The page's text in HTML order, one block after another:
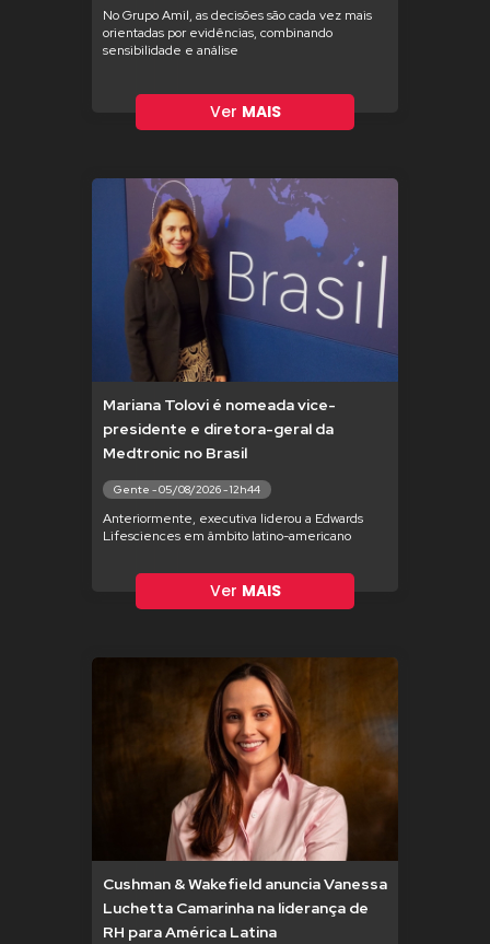
No Grupo Amil, as decisões são cada vez mais
orientadas por evidências, combinando
sensibilidade e análise
Ver MAIS
Mariana Tolovi é nomeada vice-
presidente e diretora-geral da
Medtronic no Brasil
Gente - 05/08/2026 - 12h44
Anteriormente, executiva liderou a Edwards
Lifesciences em âmbito latino-americano
Ver MAIS
Cushman & Wakefield anuncia Vanessa
Luchetta Camarinha na liderança de
RH para América Latina